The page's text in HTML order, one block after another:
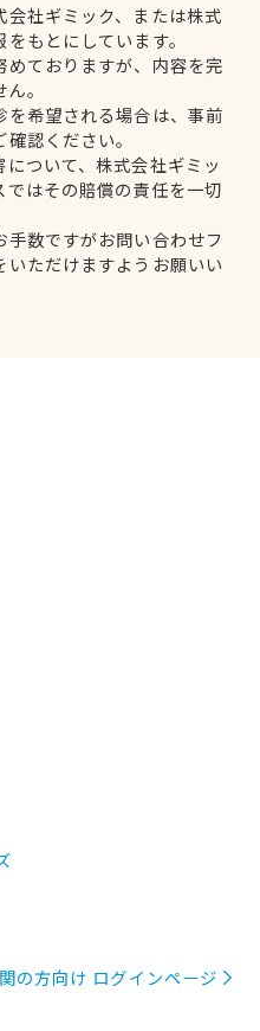
社ギミック、または株式
もとにしています。
ておりますが、内容を完
。
希望される場合は、事前
認ください。
ついて、株式会社ギミッ
はその賠償の責任を一切
数ですがお問い合わせフ
ただけますようお願いい
の方向け ログインページ